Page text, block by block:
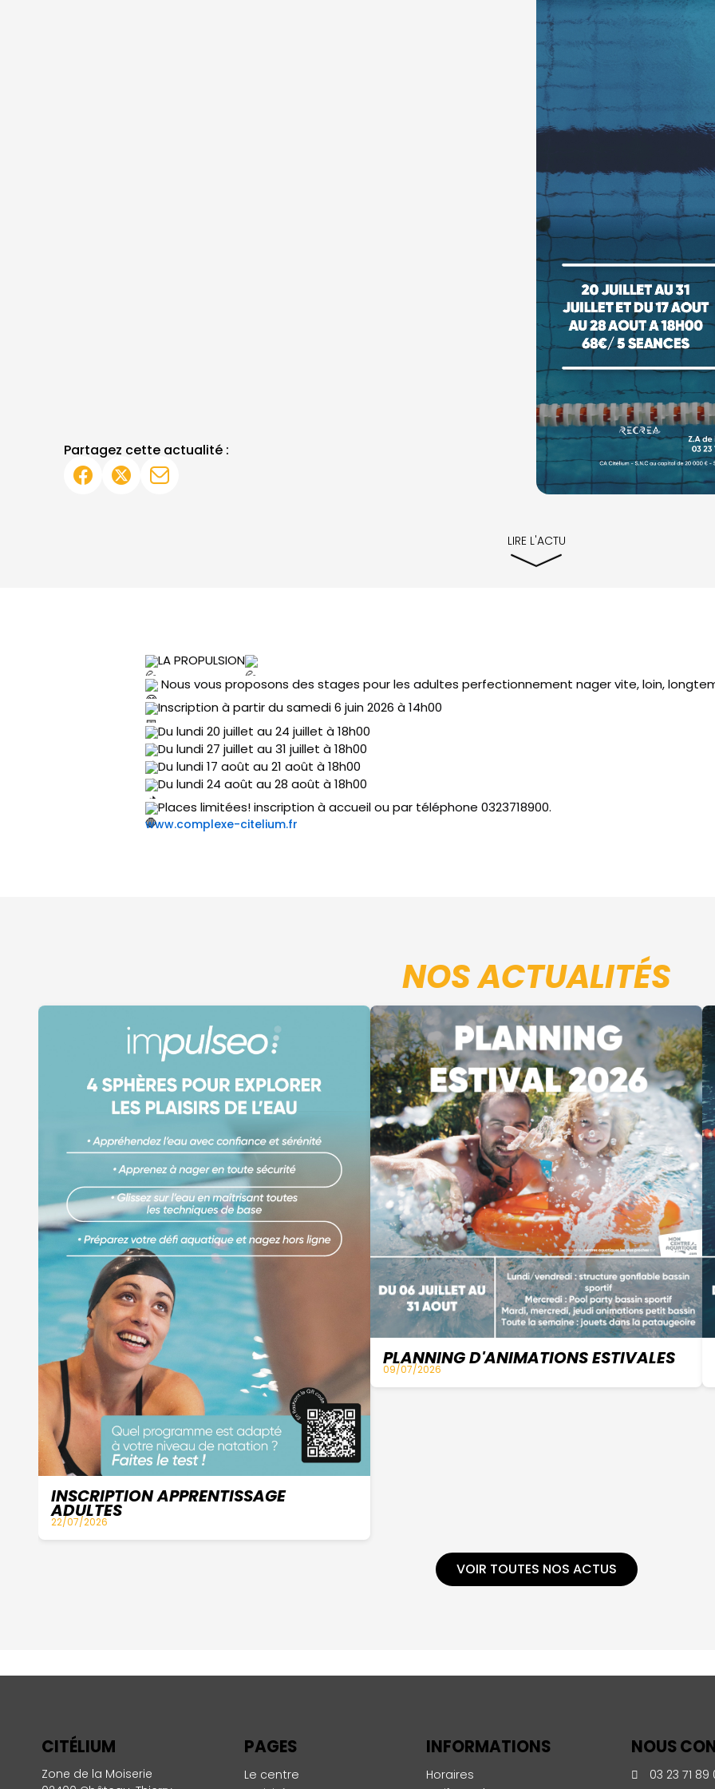
Partagez cette actualité :
LIRE L'ACTU
LA PROPULSION
Nous vous proposons des stages pour les adultes perfectionnement nager vite, loin,
Inscription à partir du samedi 6 juin 2026 à 14h00
Du lundi 20 juillet au 24 juillet à 18h00
Du lundi 27 juillet au 31 juillet à 18h00
Du lundi 17 août au 21 août à 18h00
Du lundi 24 août au 28 août à 18h00
Places limitées! inscription à accueil ou par téléphone 0323718900.
www.complexe-citelium.fr
NOS ACTUALITÉS
INSCRIPTION APPRENTISSAGE
ADULTES
22/07/2026
PLANNING D'ANIMATIONS ESTIVALES
09/07/2026
VOIR TOUTES NOS ACTUS
CITÉLIUM
Zone de la Moiserie
PAGES
Le centre
INFORMATIONS
Horaires
NOUS
03 23 71 89